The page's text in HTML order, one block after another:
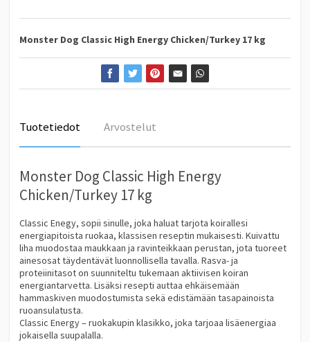
Monster Dog Classic High Energy Chicken/Turkey 17 kg
Tuotetiedot Arvostelut
Monster Dog Classic High Energy
Chicken/Turkey 17 kg
Classic Enegy, sopii sinulle, joka haluat tarjota koirallesi
energiapitoista ruokaa, klassisen reseptin mukaisesti. Kuivattu
liha muodostaa maukkaan ja ravinteikkaan perustan, jota tuoreet
ainesosat täydentävät luonnollisella tavalla. Rasva- ja
proteiinitasot on suunniteltu tukemaan aktiivisen koiran
energiantarvetta. Lisäksi resepti auttaa ehkäisemään
hammaskiven muodostumista sekä edistämään tasapainoista
ruoansulatusta.
Classic Energy – ruokakupin klasikko, joka tarjoaa lisäenergiaa
jokaisella suupalalla.